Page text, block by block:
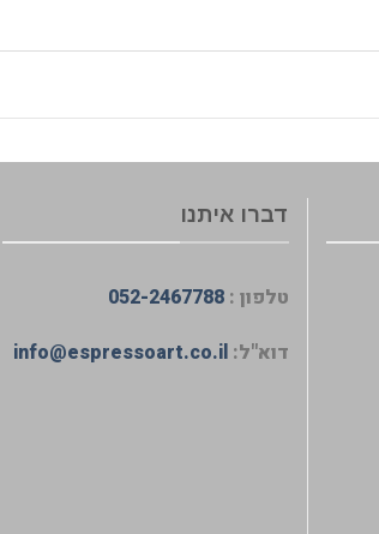
דברו איתנו
טלפון : 052-2467788
דוא"ל: info@espressoart.co.il